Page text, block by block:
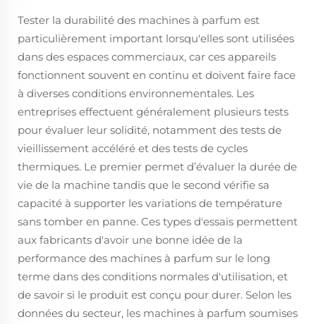
Tester la durabilité des machines à parfum est
particulièrement important lorsqu'elles sont utilisées
dans des espaces commerciaux, car ces appareils
fonctionnent souvent en continu et doivent faire face
à diverses conditions environnementales. Les
entreprises effectuent généralement plusieurs tests
pour évaluer leur solidité, notamment des tests de
vieillissement accéléré et des tests de cycles
thermiques. Le premier permet d’évaluer la durée de
vie de la machine tandis que le second vérifie sa
capacité à supporter les variations de température
sans tomber en panne. Ces types d'essais permettent
aux fabricants d'avoir une bonne idée de la
performance des machines à parfum sur le long
terme dans des conditions normales d'utilisation, et
de savoir si le produit est conçu pour durer. Selon les
données du secteur, les machines à parfum soumises